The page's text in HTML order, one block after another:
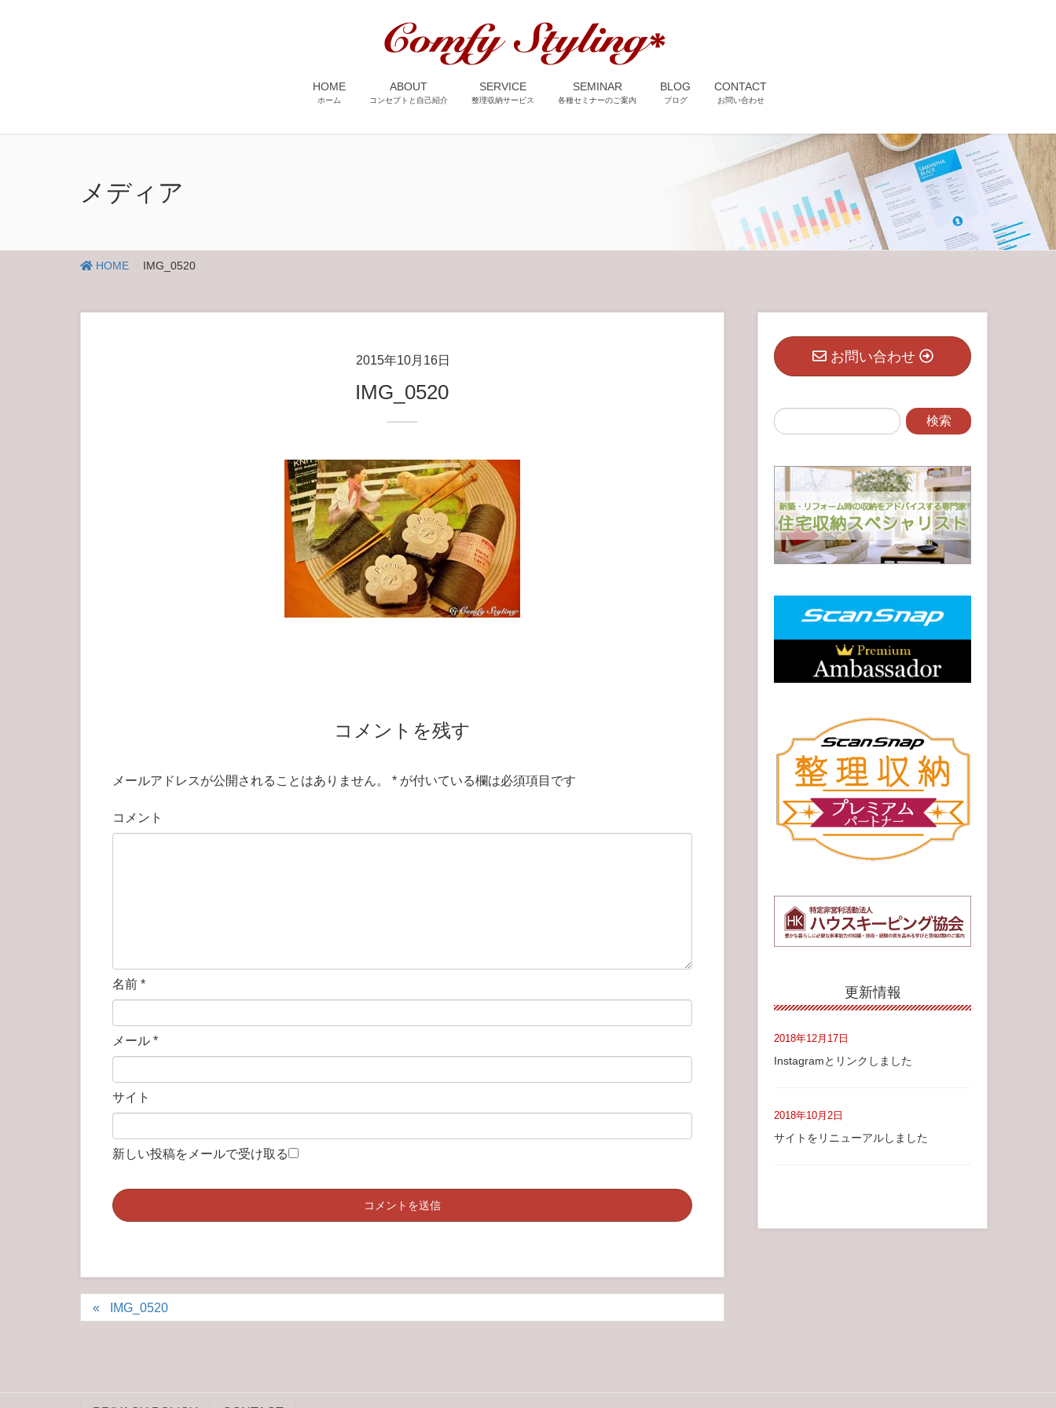
HOME
ホーム
ABOUT
コンセプトと自己紹介
SERVICE
整理収納サービス
SEMINAR
各種セミナーのご案内
BLOG
ブログ
CONTACT
お問い合わせ
メディア
HOME IMG_0520
2015年10月16日
IMG_0520
コメントを残す
メールアドレスが公開されることはありません。 * が付いている欄は必須項目です
コメント
名前 *
メール *
サイト
新しい投稿をメールで受け取る
IMG_0520
お問い合わせ
更新情報
2018年12月17日
Instagramとリンクしました
2018年10月2日
サイトをリニューアルしました